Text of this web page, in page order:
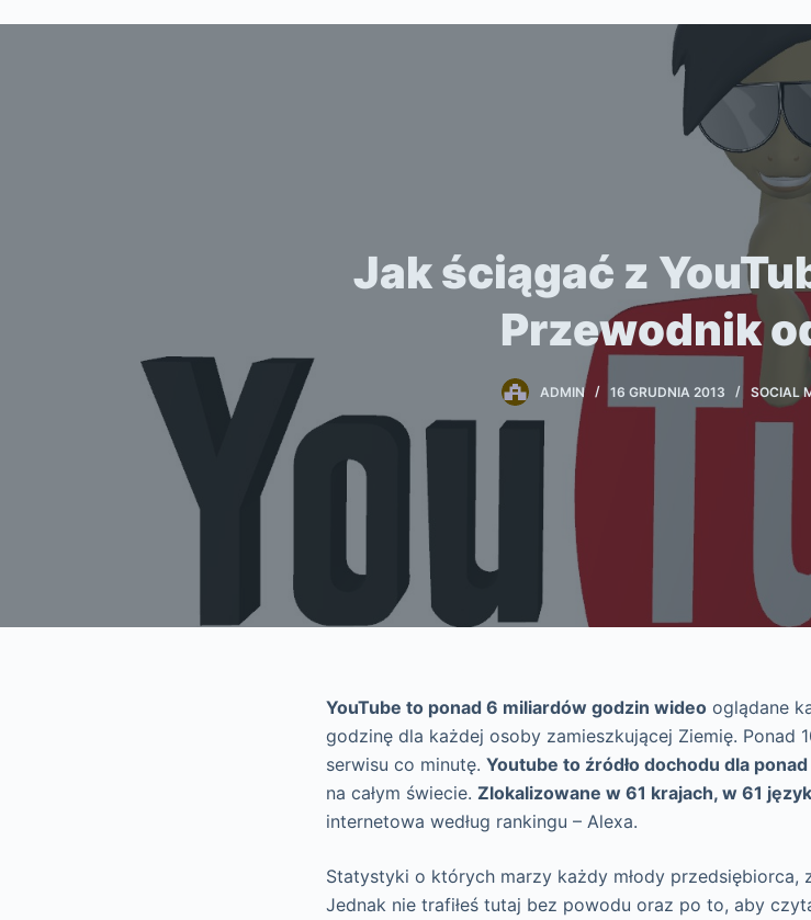
Jak ściągać z
Przewodnik
ADMIN 16 GRUDNIA 2013 SOCIAL
YouTube to ponad 6 miliardów godzin wideo oglądane
godzinę dla każdej osoby zamieszkującej Ziemię. Ponad
serwisu co minutę. Youtube to źródło dochodu dla
na całym świecie. Zlokalizowane w 61 krajach, w 61
internetowa według rankingu – Alexa.
Statystyki o których marzy każdy młody przedsiębiorca,
Jednak nie trafiłeś tutaj bez powodu oraz po to, aby